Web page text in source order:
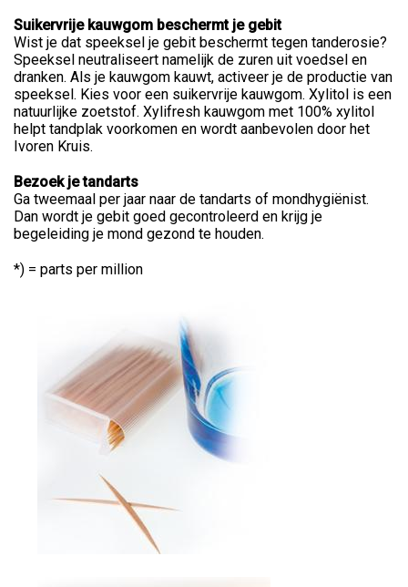
Suikervrije kauwgom beschermt je gebit
Wist je dat speeksel je gebit beschermt tegen tanderosie?
Speeksel neutraliseert namelijk de zuren uit voedsel en
dranken. Als je kauwgom kauwt, activeer je de productie van
speeksel. Kies voor een suikervrije kauwgom. Xylitol is een
natuurlijke zoetstof. Xylifresh kauwgom met 100% xylitol
helpt tandplak voorkomen en wordt aanbevolen door het
Ivoren Kruis.
Bezoek je tandarts
Ga tweemaal per jaar naar de tandarts of mondhygiënist.
Dan wordt je gebit goed gecontroleerd en krijg je
begeleiding je mond gezond te houden.
*) = parts per million